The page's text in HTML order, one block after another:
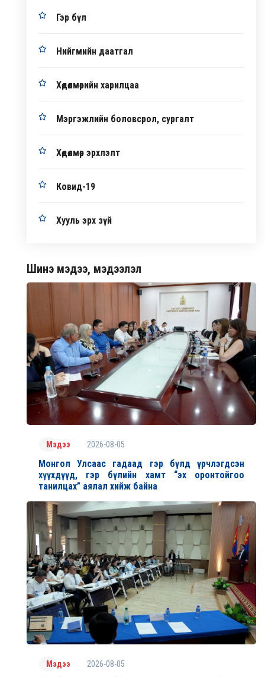
Гэр бүл
Нийгмийн даатгал
Хөдөлмөрийн харилцаа
Мэргэжлийн боловсрол, сургалт
Хөдөлмөр эрхлэлт
Ковид-19
Хууль эрх зүй
Шинэ мэдээ, мэдээлэл
Мэдээ 2026-08-05
Монгол Улсаас гадаад гэр бүлд үрчлэгдсэн
хүүхдүүд, гэр бүлийн хамт “эх оронтойгоо
танилцах” аялал хийж байна
Мэдээ 2026-08-05